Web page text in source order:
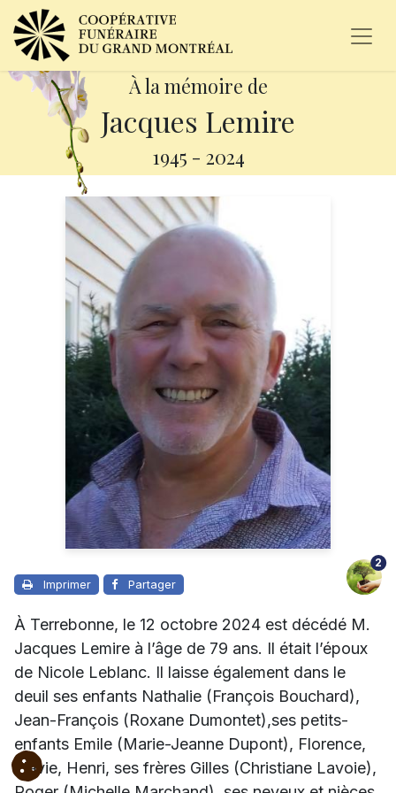
À la mémoire de
Jacques Lemire
1945 - 2024
Imprimer Partager
2
À Terrebonne, le 12 octobre 2024 est décédé M.
Jacques Lemire à l’âge de 79 ans. Il était l’époux
de Nicole Leblanc. Il laisse également dans le
deuil ses enfants Nathalie (François Bouchard),
Jean-François (Roxane Dumontet),ses petits-
enfants Emile (Marie-Jeanne Dupont), Florence,
Flavie, Henri, ses frères Gilles (Christiane Lavoie),